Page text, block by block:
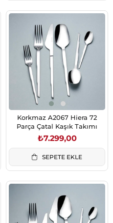
Korkmaz A2067 Hiera 72
Parça Çatal Kaşık Takımı
₺7.299,00
SEPETE EKLE